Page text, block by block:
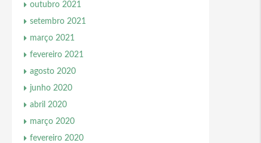
outubro 2021
setembro 2021
março 2021
fevereiro 2021
agosto 2020
junho 2020
abril 2020
março 2020
fevereiro 2020